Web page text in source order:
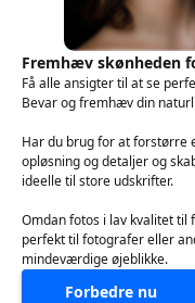
Fremhæv skønheden
Få alle ansigter til at se
Bevar og fremhæv din
Har du brug for at forstørre
opløsning og detaljer og
ideelle til store udskrifter.
Omdan fotos i lav kvalitet
perfekt til fotografer eller
mindeværdige øjeblikke.
Forbedre nu